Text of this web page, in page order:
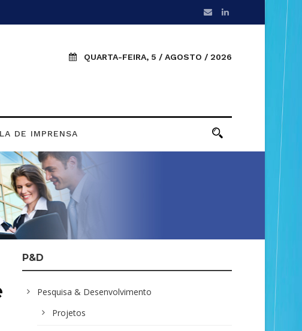
QUARTA-FEIRA, 5 / AGOSTO / 2026
DE IMPRENSA
P&D
Pesquisa & Desenvolvimento
Projetos